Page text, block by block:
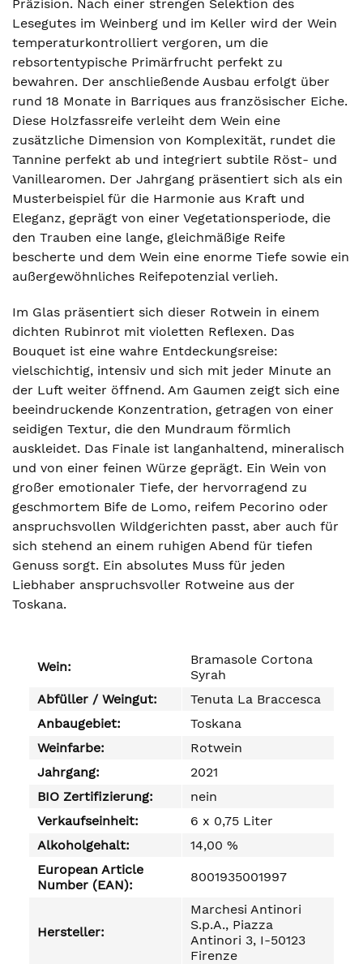
Präzision. Nach einer strengen Selektion des
Lesegutes im Weinberg und im Keller wird der Wein
temperaturkontrolliert vergoren, um die
rebsortentypische Primärfrucht perfekt zu
bewahren. Der anschließende Ausbau erfolgt über
rund 18 Monate in Barriques aus französischer Eiche.
Diese Holzfassreife verleiht dem Wein eine
zusätzliche Dimension von Komplexität, rundet die
Tannine perfekt ab und integriert subtile Röst- und
Vanillearomen. Der Jahrgang präsentiert sich als ein
Musterbeispiel für die Harmonie aus Kraft und
Eleganz, geprägt von einer Vegetationsperiode, die
den Trauben eine lange, gleichmäßige Reife
bescherte und dem Wein eine enorme Tiefe sowie ein
außergewöhnliches Reifepotenzial verlieh.
Im Glas präsentiert sich dieser Rotwein in einem
dichten Rubinrot mit violetten Reflexen. Das
Bouquet ist eine wahre Entdeckungsreise:
vielschichtig, intensiv und sich mit jeder Minute an
der Luft weiter öffnend. Am Gaumen zeigt sich eine
beeindruckende Konzentration, getragen von einer
seidigen Textur, die den Mundraum förmlich
auskleidet. Das Finale ist langanhaltend, mineralisch
und von einer feinen Würze geprägt. Ein Wein von
großer emotionaler Tiefe, der hervorragend zu
geschmortem Bife de Lomo, reifem Pecorino oder
anspruchsvollen Wildgerichten passt, aber auch für
sich stehend an einem ruhigen Abend für tiefen
Genuss sorgt. Ein absolutes Muss für jeden
Liebhaber anspruchsvoller Rotweine aus der
Toskana.
Wein:
Bramasole Cortona
Syrah
Abfüller / Weingut:
Tenuta La Braccesca
Anbaugebiet:
Toskana
Weinfarbe:
Rotwein
Jahrgang:
2021
BIO Zertifizierung:
nein
Verkaufseinheit:
6 x 0,75 Liter
Alkoholgehalt:
14,00 %
European Article
Number (EAN):
8001935001997
Hersteller:
Marchesi Antinori
S.p.A., Piazza
Antinori 3, I-50123
Firenze